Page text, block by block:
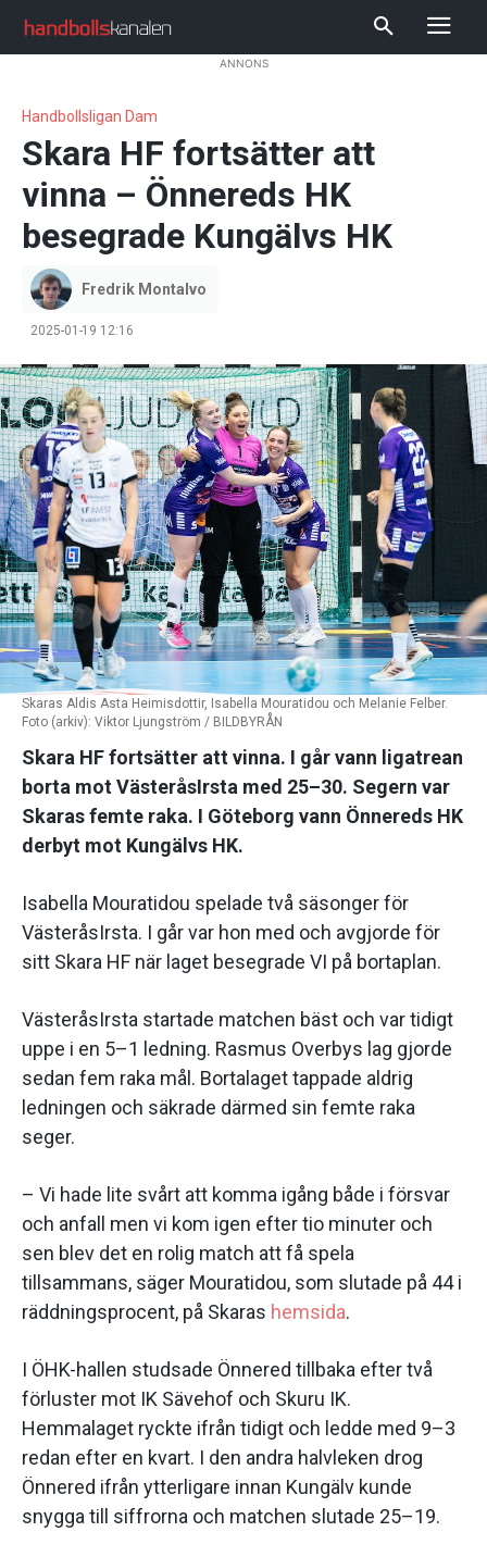
ANNONS
Handbollsligan Dam
Skara HF fortsätter att
vinna – Önnereds HK
besegrade Kungälvs HK
Fredrik Montalvo
2025-01-19 12:16
Skaras Aldis Asta Heimisdottir, Isabella Mouratidou och Melanie Felber.
Foto (arkiv): Viktor Ljungström / BILDBYRÅN
Skara HF fortsätter att vinna. I går vann ligatrean
borta mot VästeråsIrsta med 25–30. Segern var
Skaras femte raka. I Göteborg vann Önnereds HK
derbyt mot Kungälvs HK.
Isabella Mouratidou spelade två säsonger för
VästeråsIrsta. I går var hon med och avgjorde för
sitt Skara HF när laget besegrade VI på bortaplan.
VästeråsIrsta startade matchen bäst och var tidigt
uppe i en 5–1 ledning. Rasmus Overbys lag gjorde
sedan fem raka mål. Bortalaget tappade aldrig
ledningen och säkrade därmed sin femte raka
seger.
– Vi hade lite svårt att komma igång både i försvar
och anfall men vi kom igen efter tio minuter och
sen blev det en rolig match att få spela
tillsammans, säger Mouratidou, som slutade på 44 i
räddningsprocent, på Skaras hemsida.
I ÖHK-hallen studsade Önnered tillbaka efter två
förluster mot IK Sävehof och Skuru IK.
Hemmalaget ryckte ifrån tidigt och ledde med 9–3
redan efter en kvart. I den andra halvleken drog
Önnered ifrån ytterligare innan Kungälv kunde
snygga till siffrorna och matchen slutade 25–19.